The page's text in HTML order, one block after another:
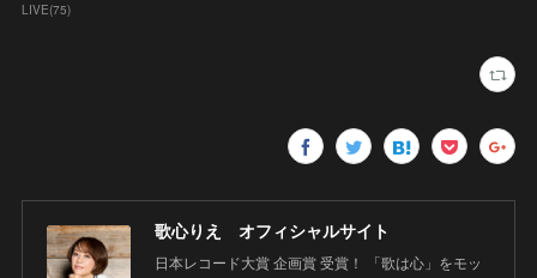
LIVE(75)
歌心りえ オフィシャルサイト
日本レコード大賞 企画賞 受賞！ 「歌は心」をモッ